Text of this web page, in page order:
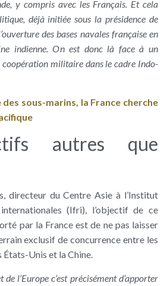
y compris avec les Français. Et cela
déjà initiée sous la présidence de
des bases navales française en
indienne. On est donc là face à un
coopération militaire dans le cadre Indo-
sous-marins, la France cherche
autres que
directeur du Centre Asie à l’Institut
(Ifri), l’objectif de ce
par la France est de ne pas laisser
exclusif de concurrence entre les
États-Unis et la Chine.
de l’Europe c’est précisément d’apporter